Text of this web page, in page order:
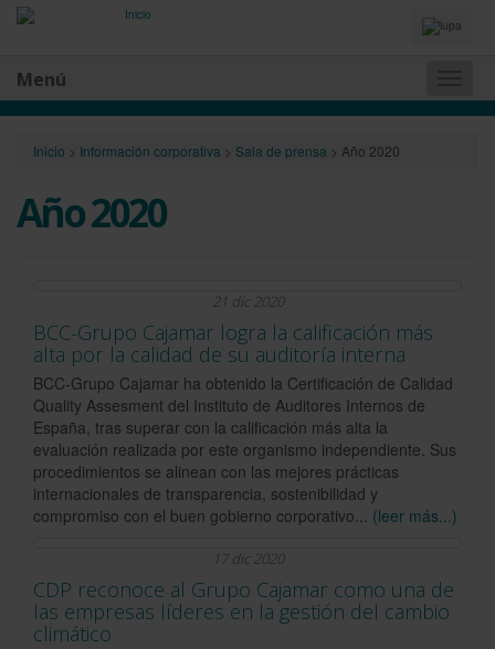
Idiomas
y
Menú
Inicio > Información corporativa > Sala de prensa > Año 2020
Año 2020
21 dic 2020
BCC-Grupo Cajamar logra la calificación más
alta por la calidad de su auditoría interna
BCC-Grupo Cajamar ha obtenido la Certificación de Calidad
Quality Assesment del Instituto de Auditores Internos de
España, tras superar con la calificación más alta la
evaluación realizada por este organismo independiente. Sus
procedimientos se alinean con las mejores prácticas
internacionales de transparencia, sostenibilidad y
compromiso con el buen gobierno corporativo... (leer más...)
17 dic 2020
CDP reconoce al Grupo Cajamar como una de
las empresas líderes en la gestión del cambio
climático